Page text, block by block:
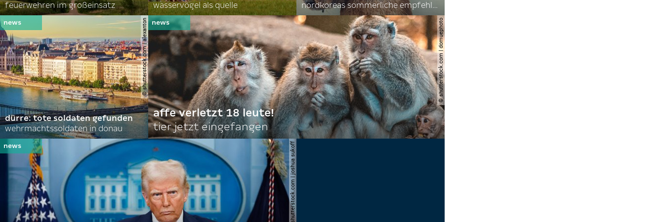
feuerwehren im großeinsatz
wasservögel als quelle
nordkoreas sommerliche empfehlungen
© shutterstock.com | alexanton
dürre: tote soldaten gefunden
wehrmachtssoldaten in donau
© shutterstock.com | domuephoto
affe verletzt 18 leute!
tier jetzt eingefangen
© shutterstock.com | joshua sukoff